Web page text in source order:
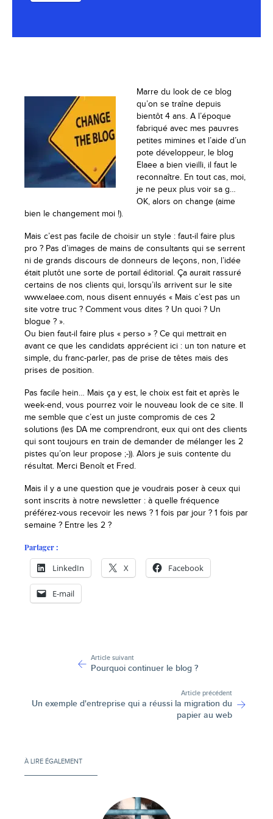
Marre du look de ce blog
qu’on se traîne depuis
bientôt 4 ans. A l’époque
fabriqué avec mes pauvres
petites mimines et l’aide d’un
pote développeur, le blog
Elaee a bien vieilli, il faut le
reconnaître. En tout cas, moi,
je ne peux plus voir sa g…
OK, alors on change (aime
bien le changement moi !).
Mais c’est pas facile de choisir un style : faut-il faire plus
pro ? Pas d’images de mains de consultants qui se serrent
ni de grands discours de donneurs de leçons, non, l’idée
était plutôt une sorte de portail éditorial. Ça aurait rassuré
certains de nos clients qui, lorsqu’ils arrivent sur le site
www.elaee.com, nous disent ennuyés « Mais c’est pas un
site votre truc ? Comment vous dites ? Un quoi ? Un
blogue ? ».
Ou bien faut-il faire plus « perso » ? Ce qui mettrait en
avant ce que les candidats apprécient ici : un ton nature et
simple, du franc-parler, pas de prise de têtes mais des
prises de position.
Pas facile hein… Mais ça y est, le choix est fait et après le
week-end, vous pourrez voir le nouveau look de ce site. Il
me semble que c’est un juste compromis de ces 2
solutions (les DA me comprendront, eux qui ont des clients
qui sont toujours en train de demander de mélanger les 2
pistes qu’on leur propose ;-)). Alors je suis contente du
résultat. Merci Benoît et Fred.
Mais il y a une question que je voudrais poser à ceux qui
sont inscrits à notre newsletter : à quelle fréquence
préférez-vous recevoir les news ? 1 fois par jour ? 1 fois par
semaine ? Entre les 2 ?
Partager :
LinkedIn X Facebook
E-mail
Article suivant
Pourquoi continuer le blog ?
Article précédent
Un exemple d'entreprise qui a réussi la migration du
papier au web
À LIRE ÉGALEMENT